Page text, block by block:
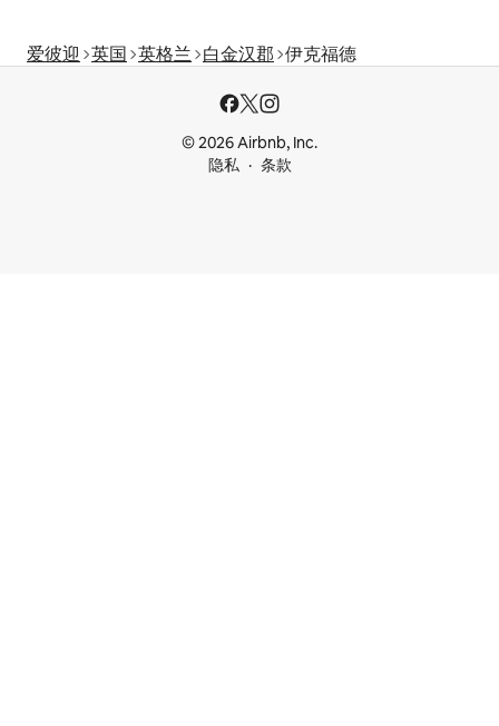
爱彼迎 英国 英格兰 白金汉郡 伊克福德
© 2026 Airbnb, Inc.
隐私
条款